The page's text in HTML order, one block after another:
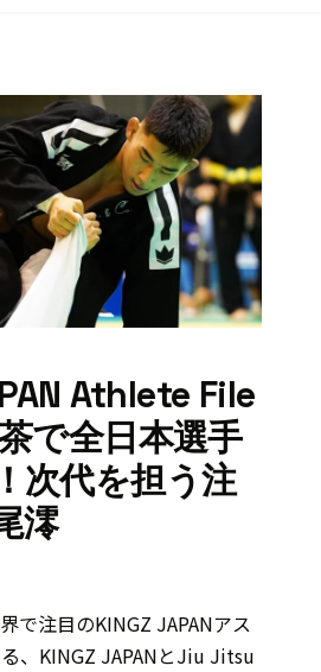
Athlete File
で全日本選手
次代を担う注
澪
で注目のKINGZ JAPANアス
、KINGZ JAPANとJiu Jitsu